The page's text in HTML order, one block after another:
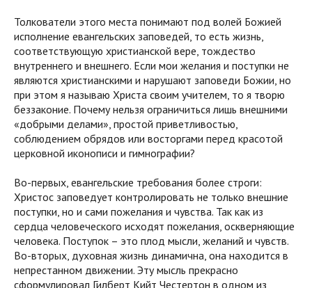
Толкователи этого места понимают под волей Божией
исполнение евангельских заповедей, то есть жизнь,
соответствующую христианской вере, тождество
внутреннего и внешнего. Если мои желания и поступки не
являются христианскими и нарушают заповеди Божии, но
при этом я называю Христа своим учителем, то я творю
беззаконие. Почему нельзя ограничиться лишь внешними
«добрыми делами», простой приветливостью,
соблюдением обрядов или восторгами перед красотой
церковной иконописи и гимнографии?
Во-первых, евангельские требования более строги:
Христос заповедует контролировать не только внешние
поступки, но и сами пожелания и чувства. Так как из
сердца человеческого исходят пожелания, оскверняющие
человека. Поступок – это плод мысли, желаний и чувств.
Во-вторых, духовная жизнь динамична, она находится в
непрестанном движении. Эту мысль прекрасно
сформулировал Гилберт Кийт Честертон в одном из